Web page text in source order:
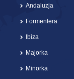
Andaluzja
Formentera
Ibiza
Majorka
Minorka